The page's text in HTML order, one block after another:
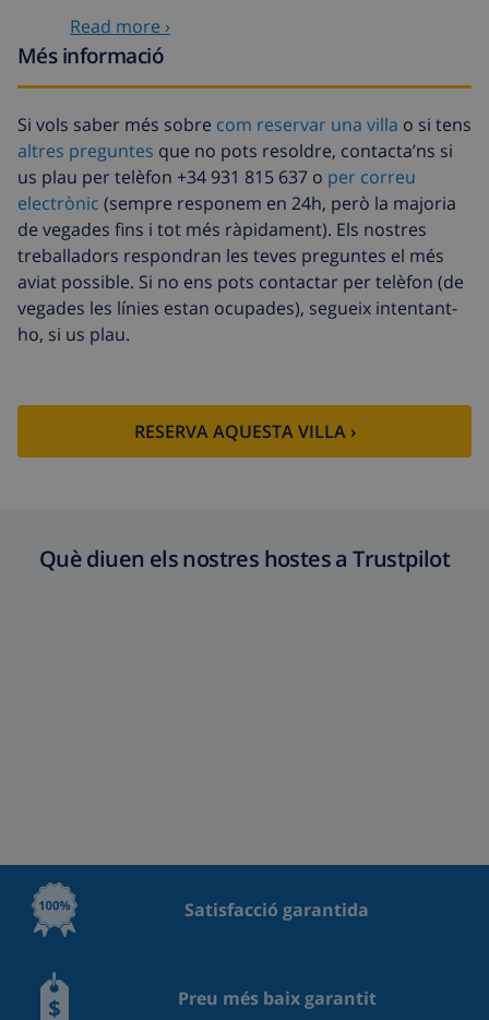
Llit infantil
Animals de
companyia
11,73 USD per dia
Arribada amb retard
58,64 USD , A pagar a
l’arribada
Fons de cancel·lació :
4.80% De la quantitat total
Read more ›
Més informació
Si vols saber més sobre com reservar una villa o si tens
altres preguntes que no pots resoldre, contacta’ns si
us plau per telèfon +34 931 815 637 o per correu
electrònic (sempre responem en 24h, però la majoria
de vegades fins i tot més ràpidament). Els nostres
treballadors respondran les teves preguntes el més
aviat possible. Si no ens pots contactar per telèfon (de
vegades les línies estan ocupades), segueix intentant-
ho, si us plau.
RESERVA AQUESTA VILLA ›
Què diuen els nostres hostes a Trustpilot
Satisfacció garantida
Preu més baix garantit